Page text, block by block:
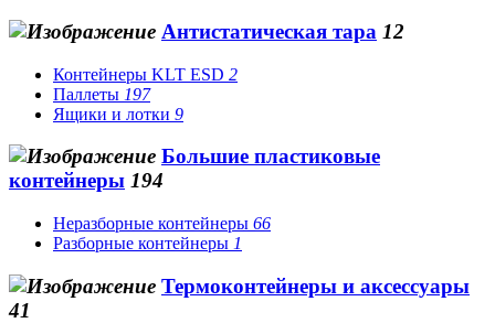
Антистатическая тара 12
Контейнеры KLT ESD 2
Паллеты 197
Ящики и лотки 9
Большие пластиковые
контейнеры 194
Неразборные контейнеры 66
Разборные контейнеры 1
Термоконтейнеры и аксессуары
41